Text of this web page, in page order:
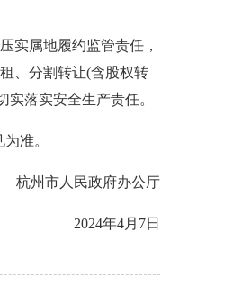
实属地履约监管责任，
、分割转让(含股权转
落实安全生产责任。
准。
杭州市人民政府办公厅
2024年4月7日